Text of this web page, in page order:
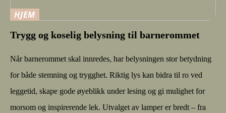
HJEM
Trygg og koselig belysning til barnerommet
Når barnerommet skal innredes, har belysningen stor betydning
for både stemning og trygghet. Riktig lys kan bidra til ro ved
leggetid, skape gode øyeblikk under lesing og gi mulighet for
morsom og inspirerende lek. Utvalget av lamper er bredt – fra